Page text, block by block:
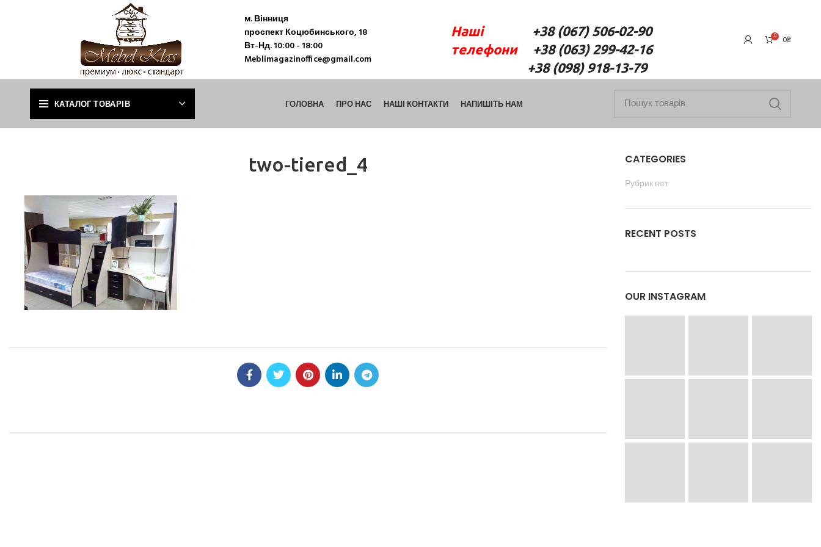
м. Вінниця
проспект Коцюбинського, 18
Вт-Нд. 10:00 - 18:00
Meblimagazinoffice@gmail.com
Наші+38 (067) 506-02-90
телефони+38 (063) 299-42-16
+38 (098) 918-13-79
0 0₴
КАТАЛОГ ТОВАРІВ ГОЛОВНА ПРО НАС НАШІ КОНТАКТИ НАПИШІТЬ НАМ
two-tiered_4
CATEGORIES
Рубрик нет
RECENT POSTS
OUR INSTAGRAM